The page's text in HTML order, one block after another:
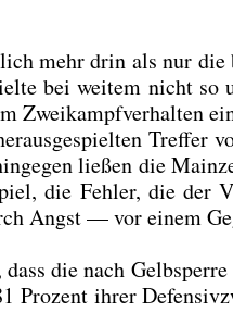
mehr drin als nur die
bei wei­tem nicht
Zwei­kampf­ver­hal­ten
Tref­fer
lie­ßen die
die Feh­ler, die der
Angst — vor einem
die nach
Pro­zent ihrer